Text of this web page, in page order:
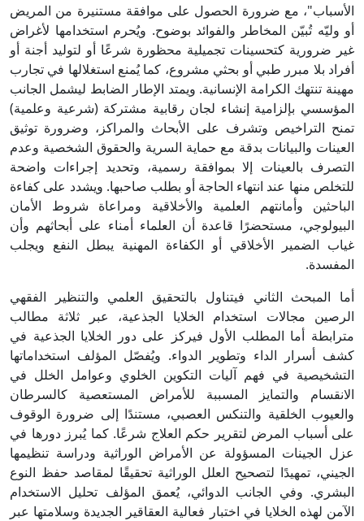
الأسباب"، مع ضرورة الحصول على موافقة مستنيرة من المريض
أو وليّه تُبيّن المخاطر والفوائد بوضوح. ويُحرم استخدامها لأغراض
غير ضرورية كتحسينات تجميلية محظورة شرعًا أو لتوليد أجنة أو
أفراد بلا مبرر طبي أو بحثي مشروع، كما يُمنع استغلالها في تجارب
مهينة تنتهك الكرامة الإنسانية. ويمتد الإطار الضابط ليشمل الجانب
المؤسسي بإلزامية إنشاء لجان رقابية مشتركة (شرعية وعلمية)
تمنح التراخيص وتشرف على الأبحاث والمراكز، وضرورة توثيق
العينات والبيانات بدقة مع حماية السرية والحقوق الشخصية وعدم
التصرف بالعينات إلا بموافقة رسمية، وتحديد إجراءات واضحة
للتخلص منها عند انتهاء الحاجة أو بطلب صاحبها. ويشدد على كفاءة
الباحثين وأمانتهم العلمية والأخلاقية ومراعاة شروط الأمان
البيولوجي، مستحضرًا قاعدة أن العلماء أمناء على أبحاثهم وأن
غياب الضمير الأخلاقي أو الكفاءة المهنية يبطل النفع ويجلب
المفسدة.
أما المبحث الثاني فيتناول بالتحقيق العلمي والتنظير الفقهي
الرصين مجالات استخدام الخلايا الجذعية، عبر ثلاثة مطالب
مترابطة أما المطلب الأول فيركز على دور الخلايا الجذعية في
كشف أسرار الداء وتطوير الدواء. ويُفصّل المؤلف استخداماتها
التشخيصية في فهم آليات التكوين الخلوي وعوامل الخلل في
الانقسام والتمايز المسببة للأمراض المستعصية كالسرطان
والعيوب الخلقية والتنكس العصبي، مستندًا إلى ضرورة الوقوف
على أسباب المرض لتقرير حكم العلاج شرعًا. كما يُبرز دورها في
عزل الجينات المسؤولة عن الأمراض الوراثية ودراسة تنظيمها
الجيني، تمهيدًا لتصحيح العلل الوراثية تحقيقًا لمقاصد حفظ النوع
البشري. وفي الجانب الدوائي، يُعمق المؤلف تحليل الاستخدام
الآمن لهذه الخلايا في اختبار فعالية العقاقير الجديدة وسلامتها عبر